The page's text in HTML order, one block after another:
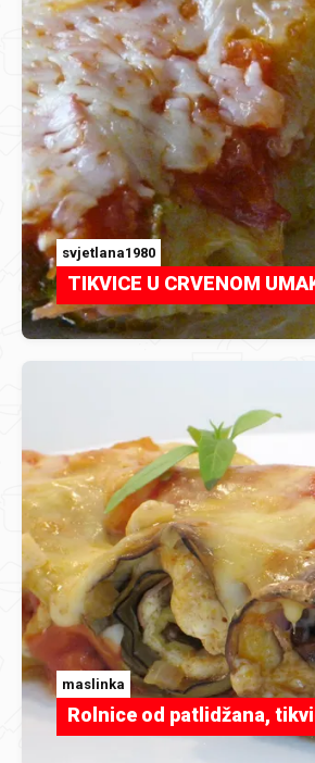
svjetlana1980
TIKVICE U CRVENOM
maslinka
Rolnice od patlidžana,